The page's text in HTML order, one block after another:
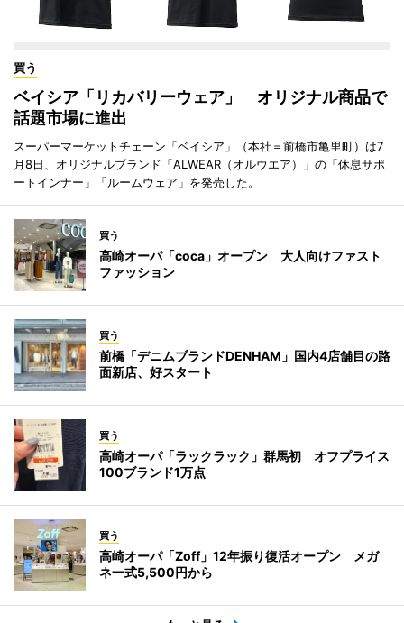
買う
ベイシア「リカバリーウェア」 オリジナル商品で
話題市場に進出
スーパーマーケットチェーン「ベイシア」（本社＝前橋市亀里町）は7
月8日、オリジナルブランド「ALWEAR（オルウエア）」の「休息サポ
ートインナー」「ルームウェア」を発売した。
買う
高崎オーパ「coca」オープン 大人向けファスト
ファッション
買う
前橋「デニムブランドDENHAM」国内4店舗目の路
面新店、好スタート
買う
高崎オーパ「ラックラック」群馬初 オフプライス
100ブランド1万点
買う
高崎オーパ「Zoff」12年振り復活オープン メガ
ネ一式5,500円から